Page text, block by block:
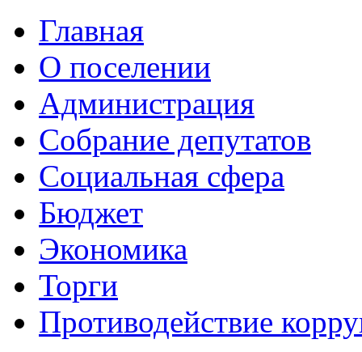
Главная
О поселении
Администрация
Собрание депутатов
Социальная сфера
Бюджет
Экономика
Торги
Противодействие